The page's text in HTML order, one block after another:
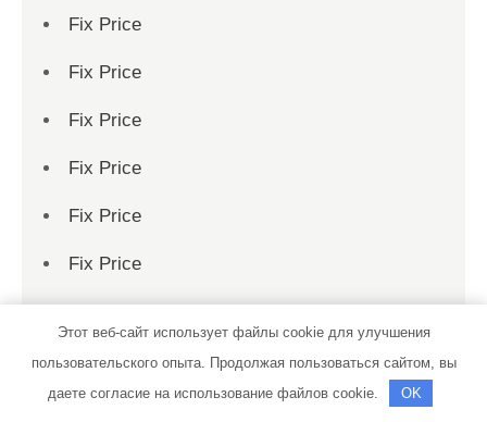
Fix Price
Fix Price
Fix Price
Fix Price
Fix Price
Fix Price
Fix Price
Fix Price
Этот веб-сайт использует файлы cookie для улучшения
пользовательского опыта. Продолжая пользоваться сайтом, вы
даете согласие на использование файлов cookie.
OK